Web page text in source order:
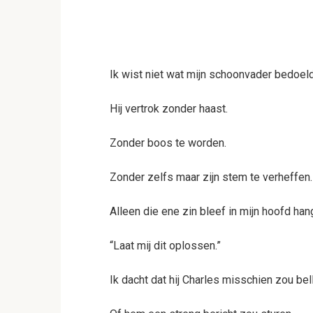
Ik wist niet wat mijn schoonvader
Hij vertrok zonder haast.
Zonder boos te worden.
Zonder zelfs maar zijn stem te verheffen.
Alleen die ene zin bleef in mijn hoofd
“Laat mij dit oplossen.”
Ik dacht dat hij Charles misschien zou